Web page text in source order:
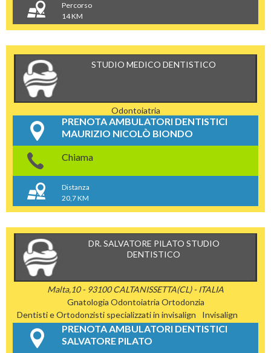
Percorso
14 KM
STUDIO MEDICO DENTISTICO
Odontoiatria
PRENOTA AMBULATORI DENTISTICI
MAURIZIO NICOLÒ BIONDO
Chiama
Distanza
20,7 KM
DR. SALVATORE PILATO STUDIO
DENTISTICO
Malta,10 - 93100 CALTANISSETTA(CL) - ITALIA
Gnatologia Odontoiatria Ortodonzia
Dentisti e Ortodonzisti specializzati in invisalign
Invisalign
PRENOTA AMBULATORI DENTISTICI
SALVATORE PILATO